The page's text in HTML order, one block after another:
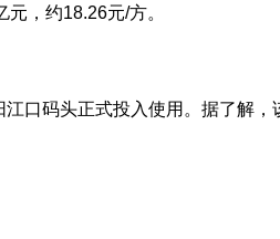
，约18.26元/方。
口码头正式投入使用。据了解